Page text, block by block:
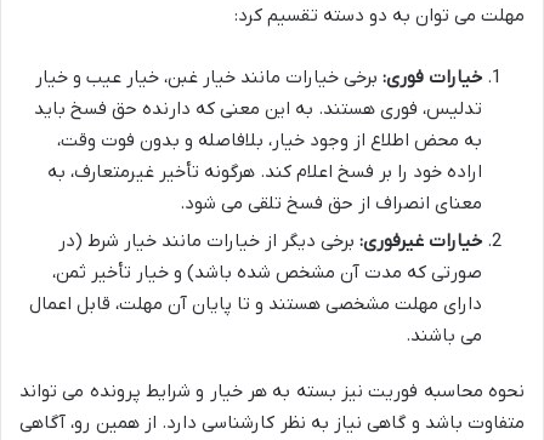
مهلت می توان به دو دسته تقسیم کرد:
خیارات فوری: برخی خیارات مانند خیار غبن، خیار عیب و خیار
تدلیس، فوری هستند. به این معنی که دارنده حق فسخ باید
به محض اطلاع از وجود خیار، بلافاصله و بدون فوت وقت،
اراده خود را بر فسخ اعلام کند. هرگونه تأخیر غیرمتعارف، به
معنای انصراف از حق فسخ تلقی می شود.
خیارات غیرفوری: برخی دیگر از خیارات مانند خیار شرط (در
صورتی که مدت آن مشخص شده باشد) و خیار تأخیر ثمن،
دارای مهلت مشخصی هستند و تا پایان آن مهلت، قابل اعمال
می باشند.
نحوه محاسبه فوریت نیز بسته به هر خیار و شرایط پرونده می تواند
متفاوت باشد و گاهی نیاز به نظر کارشناسی دارد. از همین رو، آگاهی